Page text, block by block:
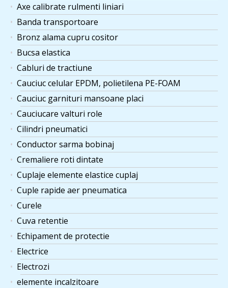
Axe calibrate rulmenti liniari
Banda transportoare
Bronz alama cupru cositor
Bucsa elastica
Cabluri de tractiune
Cauciuc celular EPDM, polietilena PE-FOAM
Cauciuc garnituri mansoane placi
Cauciucare valturi role
Cilindri pneumatici
Conductor sarma bobinaj
Cremaliere roti dintate
Cuplaje elemente elastice cuplaj
Cuple rapide aer pneumatica
Curele
Cuva retentie
Echipament de protectie
Electrice
Electrozi
elemente incalzitoare